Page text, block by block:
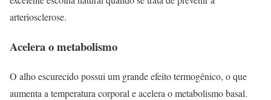
arteriosclerose.
Acelera o metabolismo
O alho escurecido possui um grande efeito termogênico, o que
aumenta a temperatura corporal e acelera o metabolismo basal.